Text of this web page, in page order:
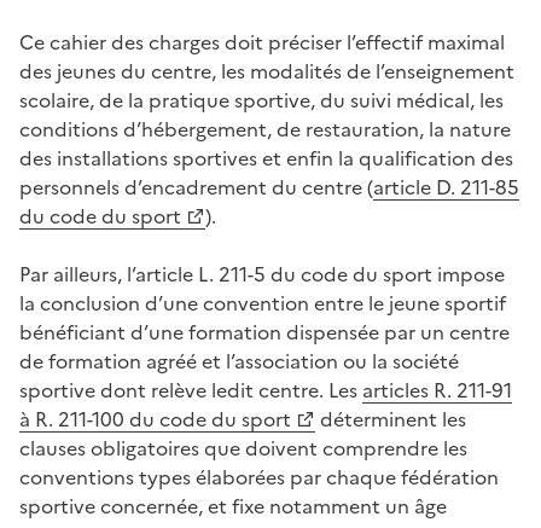
Ce cahier des charges doit préciser l’effectif maximal
des jeunes du centre, les modalités de l’enseignement
scolaire, de la pratique sportive, du suivi médical, les
conditions d’hébergement, de restauration, la nature
des installations sportives et enfin la qualification des
personnels d’encadrement du centre (article D. 211-85
du code du sport
).
Par ailleurs, l’article L. 211-5 du code du sport impose
la conclusion d’une convention entre le jeune sportif
bénéficiant d’une formation dispensée par un centre
de formation agréé et l’association ou la société
sportive dont relève ledit centre. Les articles R. 211-91
à R. 211-100 du code du sport
déterminent les
clauses obligatoires que doivent comprendre les
conventions types élaborées par chaque fédération
sportive concernée, et fixe notamment un âge